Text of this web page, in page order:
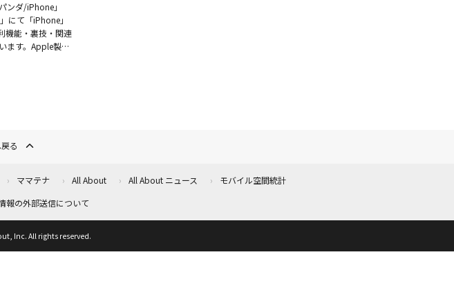
ンダ/iPhone」
にて「iPhone」
機能・裏技・関連
ます。Apple製品
る
ママテナ All About All About ニュース
モバイル空間統計
報の外部送信について
Inc. All rights reserved.